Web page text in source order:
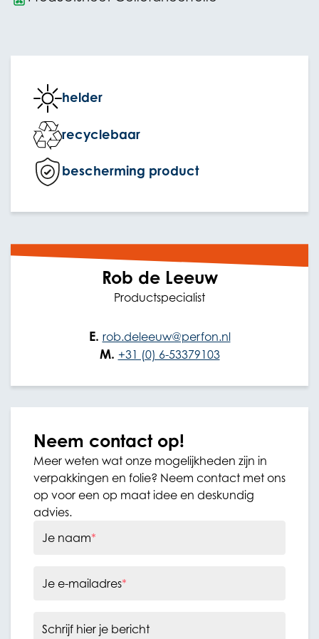
helder
recyclebaar
bescherming product
Rob de Leeuw
Productspecialist
E. rob.deleeuw@perfon.nl
M. +31 (0) 6-53379103
Neem contact op!
Meer weten wat onze mogelijkheden zijn in
verpakkingen en folie? Neem contact met ons
op voor een op maat idee en deskundig
advies.
Je naam*
Je e-mailadres*
Schrijf hier je bericht